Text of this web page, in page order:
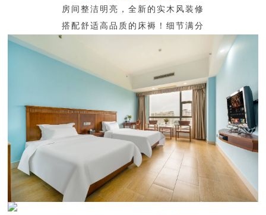
房间整洁明亮，全新的实木风装修
搭配舒适高品质的床褥！细节满分